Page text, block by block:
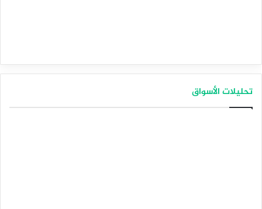
تحليلات الأسواق